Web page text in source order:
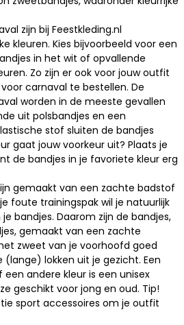
zijn bij Feestkleding.nl
kleuren. Kies bijvoorbeeld voor een
in het wit of opvallende
Zo zijn er ook voor jouw outfit
carnaval te bestellen. De
worden in de meeste gevallen
uit polsbandjes en een
stof sluiten de bandjes
gaat jouw voorkeur uit? Plaats je
de bandjes in je favoriete kleur erg
gemaakt van een zachte badstof
foute trainingspak wil je natuurlijk
bandjes. Daarom zijn de bandjes,
gemaakt van een zachte
zweet van je voorhoofd goed
lokken uit je gezicht. Een
andere kleur is een unisex
geschikt voor jong en oud. Tip!
sport accessoires om je outfit